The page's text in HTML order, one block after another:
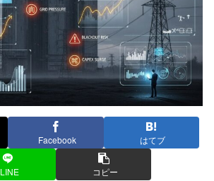
Facebook はてブ
LINE コピー